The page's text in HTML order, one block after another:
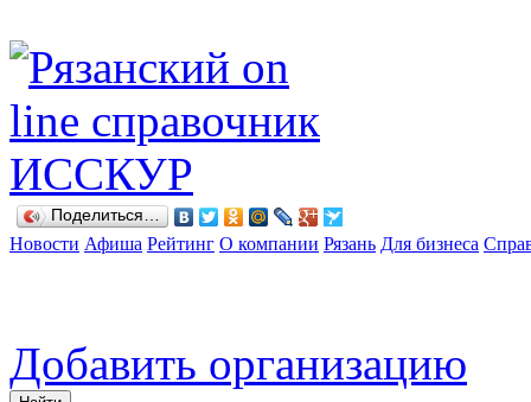
Поделиться…
Новости Афиша Рейтинг О компании Рязань Для бизнеса
Добавить организацию